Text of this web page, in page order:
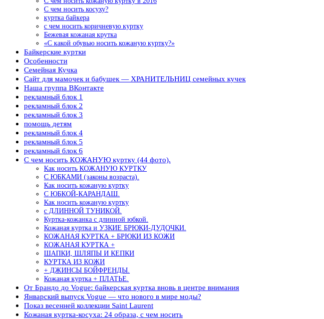
С чем носить косуху?
куртка байкера
с чем носить коричневую куртку
Бежевая кожаная крутка
«С какой обувью носить кожаную куртку?»
Байкерские куртки
Особенности
Семейная Кучка
Сайт для мамочек и бабушек — ХРАНИТЕЛЬНИЦ семейных кучек
Наша группа ВКонтакте
рекламный блок 1
рекламный блок 2
рекламный блок 3
помощь детям
рекламный блок 4
рекламный блок 5
рекламный блок 6
С чем носить КОЖАНУЮ куртку (44 фото).
Как носить КОЖАНУЮ КУРТКУ
С ЮБКАМИ (законы возраста).
Как носить кожаную куртку
С ЮБКОЙ-КАРАНДАШ.
Как носить кожаную куртку
с ДЛИННОЙ ТУНИКОЙ.
Куртка-кожанка с длинной юбкой.
Кожаная куртка и УЗКИЕ БРЮКИ-ДУДОЧКИ.
КОЖАНАЯ КУРТКА + БРЮКИ ИЗ КОЖИ
КОЖАНАЯ КУРТКА +
ШАПКИ, ШЛЯПЫ И КЕПКИ
КУРТКА ИЗ КОЖИ
+ ДЖИНСЫ БОЙФРЕНДЫ.
Кожаная куртка + ПЛАТЬЕ.
От Брандо до Vogue: байкерская куртка вновь в центре внимания
Январский выпуск Vogue — что нового в мире моды?
Показ весенней коллекции Saint Laurent
Кожаная куртка-косуха: 24 образа, с чем носить